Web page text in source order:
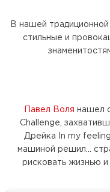
В нашей
стильные и
Павел Воля нашел
Challenge,
Дрейка In my
машиной решил...
рисковать жизнью